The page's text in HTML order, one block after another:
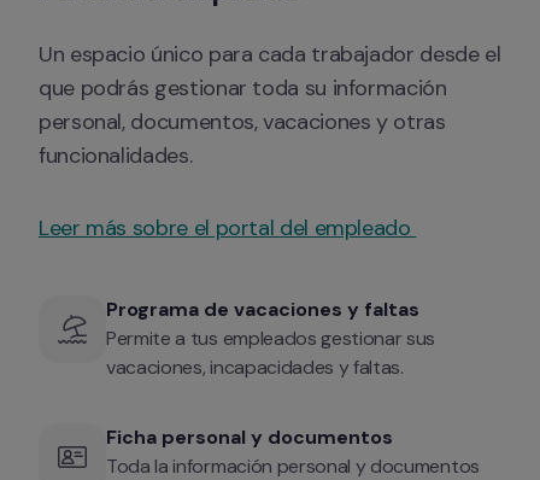
Un espacio único para cada trabajador desde el
que podrás gestionar toda su información
personal, documentos, vacaciones y otras
funcionalidades.
Leer más sobre el portal del empleado
Programa de vacaciones y faltas
Permite a tus empleados gestionar sus
vacaciones, incapacidades y faltas.
Ficha personal y documentos
Toda la información personal y documentos